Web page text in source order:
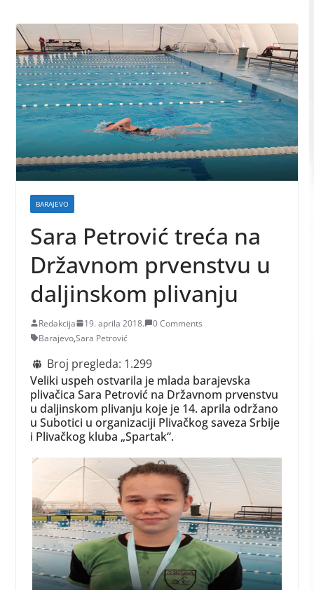
BARAJEVO
Sara Petrović treća na
Državnom prvenstvu u
daljinskom plivanju
Redakcija 19. aprila 2018.
0 Comments
Barajevo,Sara Petrović
Broj pregleda: 1.299
Veliki uspeh ostvarila je mlada barajevska
plivačica Sara Petrović na Državnom prvenstvu
u daljinskom plivanju koje je 14. aprila održano
u Subotici u organizaciji Plivačkog saveza Srbije
i Plivačkog kluba „Spartak“.